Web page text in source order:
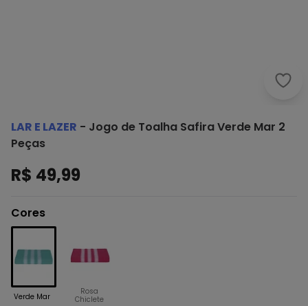
Lar
LAR E LAZER - Jogo de Toalha Safira Verde Mar 2
Peças
R$ 49,99
Cores
Verde Mar
Rosa
Chiclete